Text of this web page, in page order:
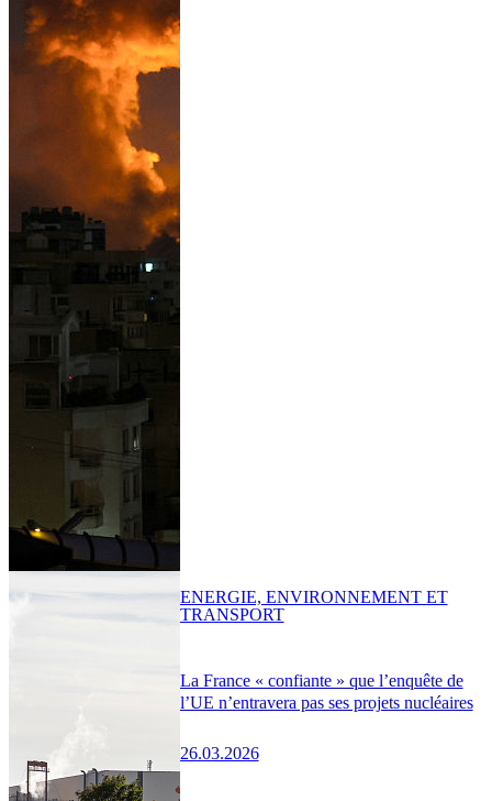
La France « confiante » que l’enquête de
l’UE n’entravera pas ses projets nucléaires
26.03.2026
ENERGIE, ENVIRONNEMENT ET
TRANSPORT